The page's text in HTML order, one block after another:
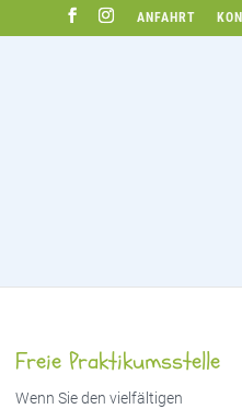
ANFAHRT
Freie Praktikumsstelle
Wenn Sie den vielfältigen